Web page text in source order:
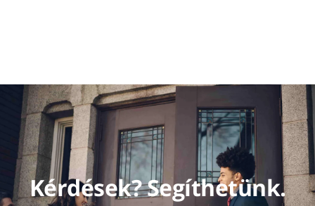
Kérdések? Segíthetünk.